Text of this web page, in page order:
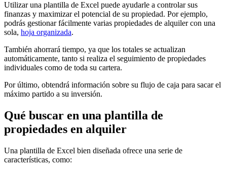
Utilizar una plantilla de Excel puede ayudarle a controlar sus
finanzas y maximizar el potencial de su propiedad. Por ejemplo,
podrás gestionar fácilmente varias propiedades de alquiler con una
sola, hoja organizada.
También ahorrará tiempo, ya que los totales se actualizan
automáticamente, tanto si realiza el seguimiento de propiedades
individuales como de toda su cartera.
Por último, obtendrá información sobre su flujo de caja para sacar el
máximo partido a su inversión.
Qué buscar en una plantilla de
propiedades en alquiler
Una plantilla de Excel bien diseñada ofrece una serie de
características, como: